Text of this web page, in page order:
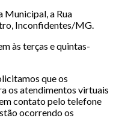
Municipal, a Rua
Inconfidentes/MG.
às terças e quintas-
que os
os atendimentos virtuais
contato pelo telefone
ocorrendo os